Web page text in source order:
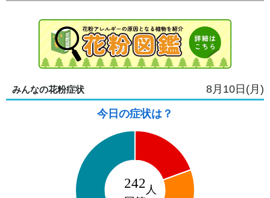
みんなの花粉症状 8月10日(月)
今日の症状は？